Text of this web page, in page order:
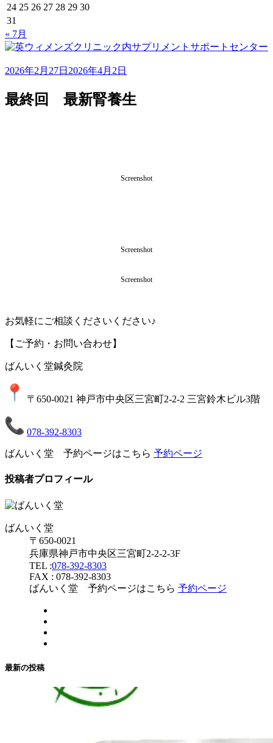
24 25 26 27 28 29 30
31
« 7月
2026年2月27日 2026年4月2日
最終回 最新腎養生
Screenshot
Screenshot
Screenshot
お気軽にご相談くださいください♪
【ご予約・お問い合わせ】
ばんいく堂鍼灸院
〒650-0021 神戸市中央区三宮町2-2-2 三宮鈴木ビル3階
078-392-8303
ばんいく堂 予約ページはこちら 予約ページ
投稿者プロフィール
ばんいく堂
〒650-0021
兵庫県神戸市中央区三宮町2-2-2-3F
TEL :078-392-8303
FAX : 078-392-8303
ばんいく堂 予約ページはこちら 予約ページ
最新の投稿